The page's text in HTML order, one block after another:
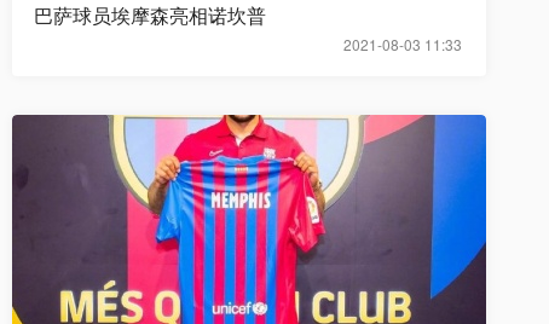
2021-08-03 11:33
巴萨球员埃摩森亮相诺坎普